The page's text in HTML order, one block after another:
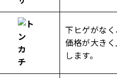
下ヒゲがな
価格が大き
します。